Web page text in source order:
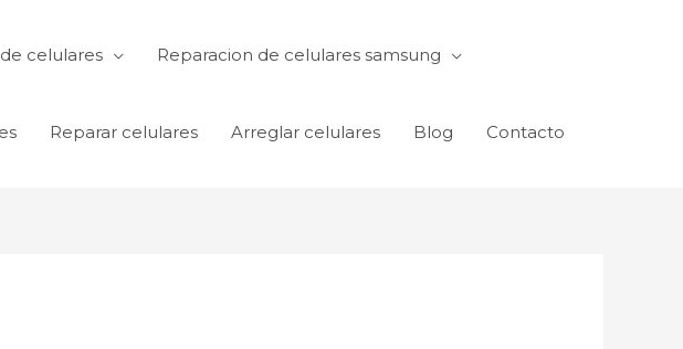
celulares Reparacion de celulares samsung
Reparar celulares Arreglar celulares Blog Contacto